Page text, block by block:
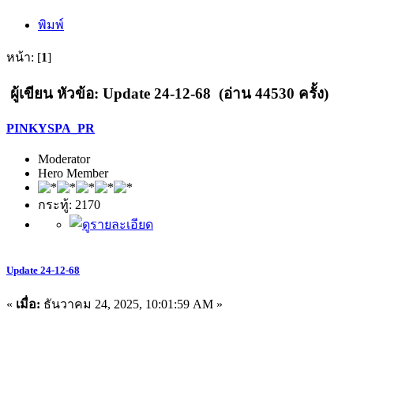
พิมพ์
หน้า: [1]
ผู้เขียน หัวข้อ: Update 24-12-68 (อ่าน 44530 ครั้ง)
PINKYSPA_PR
Moderator
Hero Member
กระทู้: 2170
Update 24-12-68
« เมื่อ: ธันวาคม 24, 2025, 10:01:59 AM »